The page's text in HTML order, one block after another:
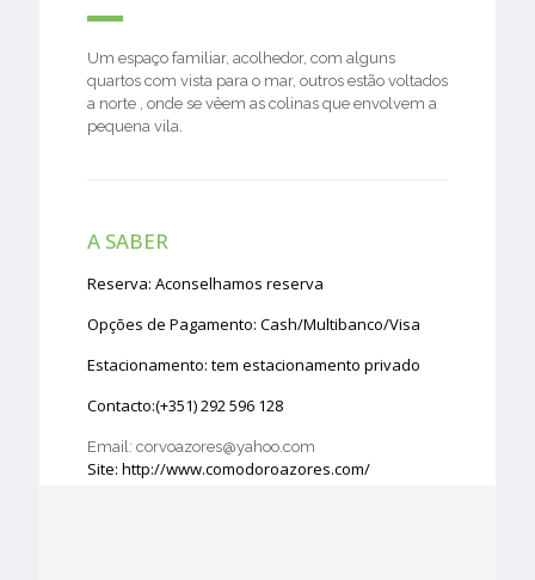
Um espaço familiar, acolhedor, com alguns
quartos com vista para o mar, outros estão voltados
a norte , onde se vêem as colinas que envolvem a
pequena vila.
A SABER
Reserva: Aconselhamos reserva
Opções de Pagamento: Cash/Multibanco/Visa
Estacionamento: tem estacionamento privado
Contacto:(+351) 292 596 128
Email: corvoazores@yahoo.com
Site: http://www.comodoroazores.com/